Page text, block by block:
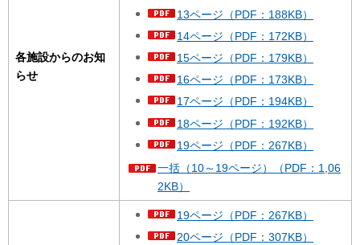
各施設からのお知
らせ
13ページ（PDF：188KB）
14ページ（PDF：172KB）
15ページ（PDF：179KB）
16ページ（PDF：173KB）
17ページ（PDF：194KB）
18ページ（PDF：192KB）
19ページ（PDF：267KB）
一括（10～19ページ）（PDF：1,06
2KB）
19ページ（PDF：267KB）
20ページ（PDF：307KB）